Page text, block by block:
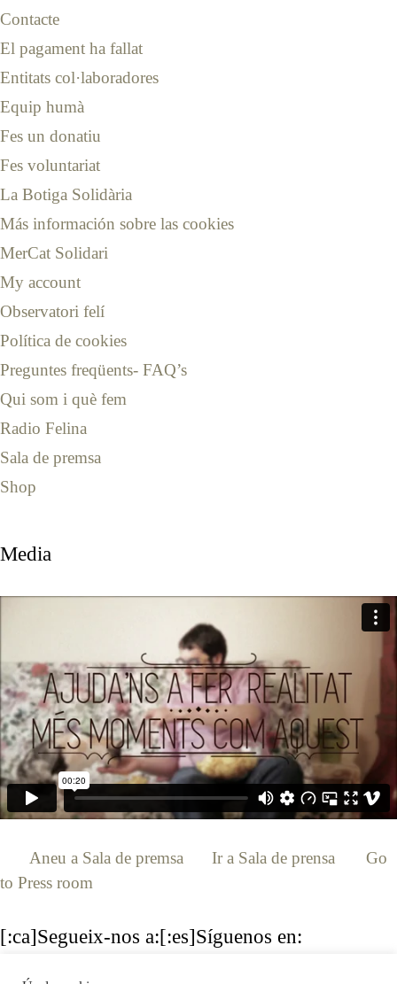
Contacte
El pagament ha fallat
Entitats col·laboradores
Equip humà
Fes un donatiu
Fes voluntariat
La Botiga Solidària
Más información sobre las cookies
MerCat Solidari
My account
Observatori felí
Política de cookies
Preguntes freqüents- FAQ’s
Qui som i què fem
Radio Felina
Sala de premsa
Shop
Media
Aneu a Sala de premsa Ir a Sala de prensa
Go
to Press room
[:ca]Segueix-nos a:[:es]Síguenos en: